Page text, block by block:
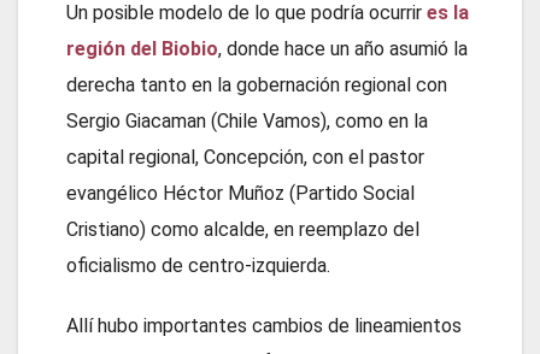
Un posible modelo de lo que podría ocurrir es la
región del Biobio, donde hace un año asumió la
derecha tanto en la gobernación regional con
Sergio Giacaman (Chile Vamos), como en la
capital regional, Concepción, con el pastor
evangélico Héctor Muñoz (Partido Social
Cristiano) como alcalde, en reemplazo del
oficialismo de centro-izquierda.
Allí hubo importantes cambios de lineamientos